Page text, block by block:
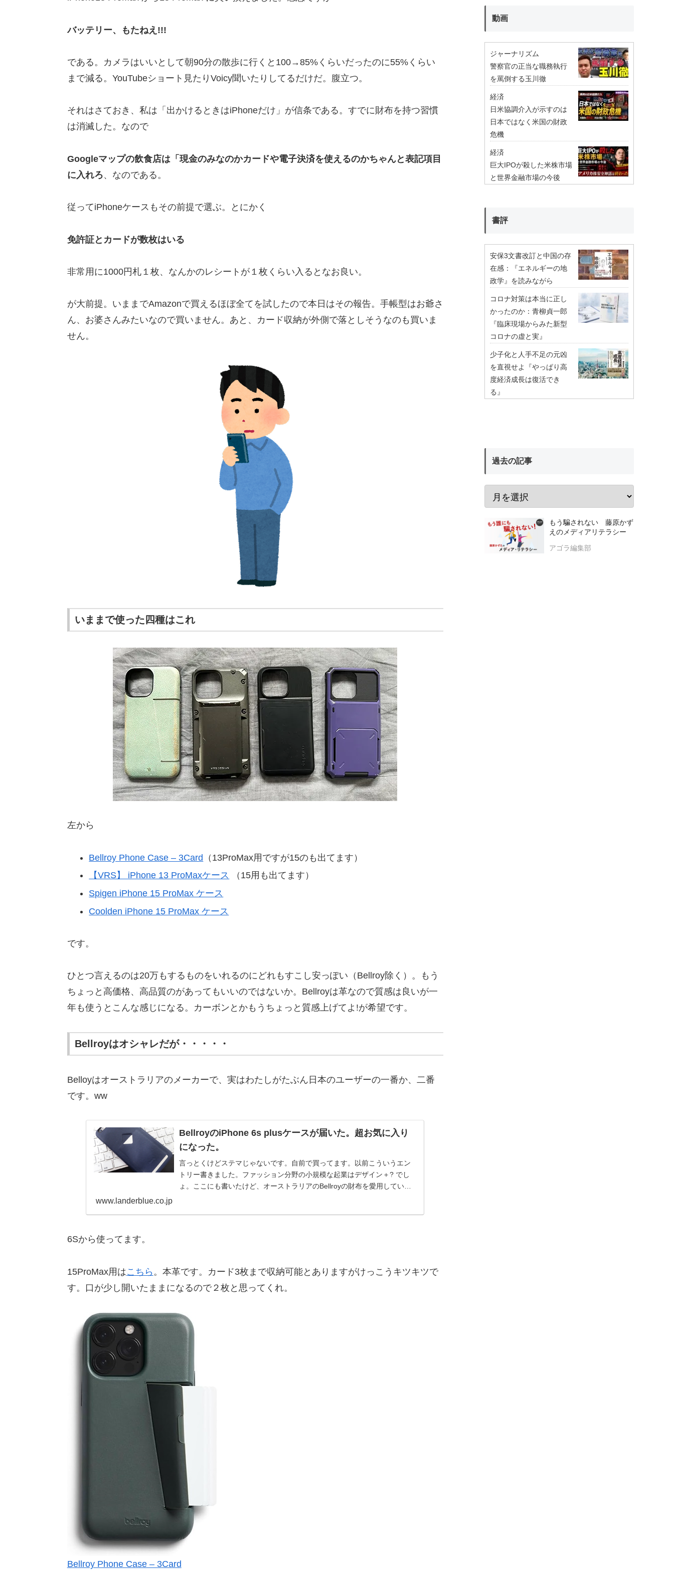
バッテリー、もたねえ!!!
である。カメラはいいとして朝90分の散歩に行くと100→85%くらいだったのに55%くらい
まで減る。YouTubeショート見たりVoicy聞いたりしてるだけだ。腹立つ。
それはさておき、私は「出かけるときはiPhoneだけ」が信条である。すでに財布を持つ習慣
は消滅した。なので
Googleマップの飲食店は「現金のみなのかカードや電子決済を使えるのかちゃんと表記項目
に入れろ、なのである。
従ってiPhoneケースもその前提で選ぶ。とにかく
免許証とカードが数枚はいる
非常用に1000円札１枚、なんかのレシートが１枚くらい入るとなお良い。
が大前提。いままでAmazonで買えるほぼ全てを試したので本日はその報告。手帳型はお爺さ
ん、お婆さんみたいなので買いません。あと、カード収納が外側で落としそうなのも買いま
せん。
いままで使った四種はこれ
左から
Bellroy Phone Case – 3Card （13ProMax用ですが15のも出てます）
【VRS】 iPhone 13 ProMaxケース
（15用も出てます）
Spigen iPhone 15 ProMax ケース
Coolden iPhone 15 ProMax ケース
です。
ひとつ言えるのは20万もするものをいれるのにどれもすこし安っぽい（Bellroy除く）。もう
ちょっと高価格、高品質のがあってもいいのではないか。Bellroyは革なので質感は良いが一
年も使うとこんな感じになる。カーボンとかもうちょっと質感上げてよ!が希望です。
Bellroyはオシャレだが・・・・・
Belloyはオーストラリアのメーカーで、実はわたしがたぶん日本のユーザーの一番か、二番
です。ww
BellroyのiPhone 6s plusケースが届いた。超お気に入り
になった。
言っとくけどステマじゃないです。自前で買ってます。以前こういうエン
トリー書きました。ファッション分野の小規模な起業はデザイン＋? でし
ょ。ここにも書いたけど、オーストラリアのBellroyの財布を愛用していま
www.landerblue.co.jp
6Sから使ってます。
15ProMax用はこちら 。本革です。カード3枚まで収納可能とありますがけっこうキツキツで
す。口が少し開いたままになるので２枚と思ってくれ。
Bellroy Phone Case – 3Card
動画
ジャーナリズム
警察官の正当な職務執行
を罵倒する玉川徹
経済
日米協調介入が示すのは
日本ではなく米国の財政
危機
経済
巨大IPOが殺した米株市場
と世界金融市場の今後
書評
安保3文書改訂と中国の存
在感：『エネルギーの地
政学』を読みながら
コロナ対策は本当に正し
かったのか：青柳貞一郎
『臨床現場からみた新型
コロナの虚と実』
少子化と人手不足の元凶
を直視せよ『やっぱり高
度経済成長は復活でき
る』
過去の記事
もう騙されない 藤原かず
えのメディアリテラシー
アゴラ編集部